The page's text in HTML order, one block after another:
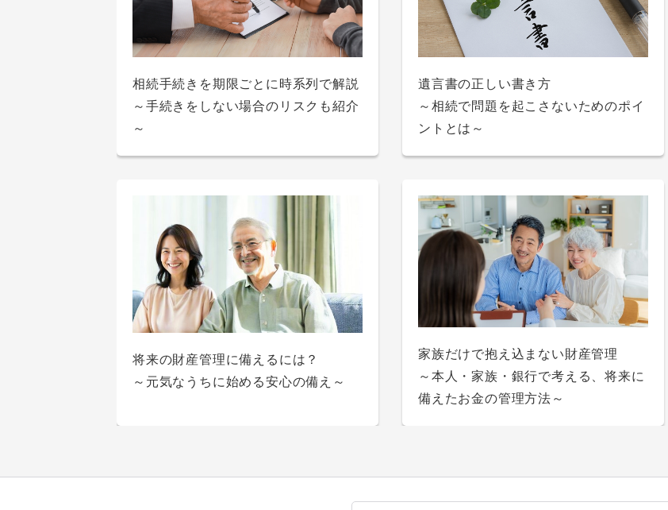
入学金が奨学金受け取りに間に合わな
大学や専門学校の学費が払えないとき
の対処法は？いくらかかるのかも解説
車を購入するときの支払方法｜現金・
車の購入、現金一括とカーローンのど
ちらがいいの？それぞれのメリット・
大学や専門学校の学費が払えないとき
の対処法は？いくらかかるのかも解説
教育ローンの審査内容とは？審査に通
らなかった場合の対処法もご紹介
車を買うならカーローンと残価設定ク
自動車を買うときの手続きの流れと必
要書類を徹底解説！
【自動車の補助金】対象車や補助金
カーローン審査のポイントとは？必要
カードローン一括返済の計算のやり方
カードローンにデメリットはある？メ
リットとの比較や対処法も紹介！
メリットとは？審査時のポイントも解
説
カードローンの返済方式とは？シミュ
レーションを交えて詳しく紹介！
相続手続きを期限ごとに時系列で解説
～手続きをしない場合のリスクも紹介
～
遺言書の正しい書き方
～相続で問題を起こさないためのポイ
ントとは～
将来の財産管理に備えるには？
～元気なうちに始める安心の備え～
家族だけで抱え込まない財産管理
～本人・家族・銀行で考える、将来に
備えたお金の管理方法～